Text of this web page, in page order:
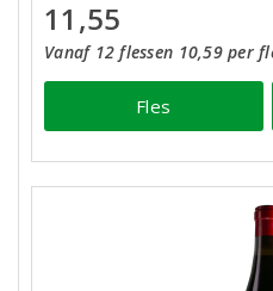
11,55
Vanaf 12 flessen 10,59 per
Fles